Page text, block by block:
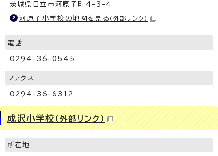
茨城県日立市河原子町4-3-4
河原子小学校の地図を見る （外部リンク）
電話
0294-36-0545
ファクス
0294-36-6312
成沢小学校 （外部リンク）
所在地